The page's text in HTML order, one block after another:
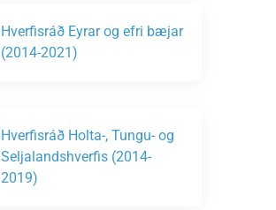
Hverfisráð Eyrar og efri bæjar
(2014-2021)
Hverfisráð Holta-, Tungu- og
Seljalandshverfis (2014-
2019)